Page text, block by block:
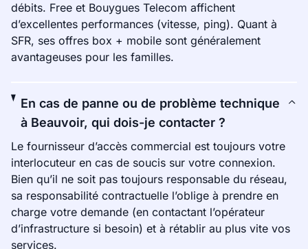
débits. Free et Bouygues Telecom affichent
d’excellentes performances (vitesse, ping). Quant à
SFR, ses offres box + mobile sont généralement
avantageuses pour les familles.
En cas de panne ou de problème technique
à Beauvoir, qui dois-je contacter ?
Le fournisseur d’accès commercial est toujours votre
interlocuteur en cas de soucis sur votre connexion.
Bien qu’il ne soit pas toujours responsable du réseau,
sa responsabilité contractuelle l’oblige à prendre en
charge votre demande (en contactant l’opérateur
d’infrastructure si besoin) et à rétablir au plus vite vos
services.